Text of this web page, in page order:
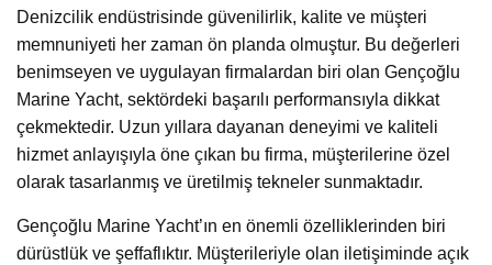
Denizcilik endüstrisinde güvenilirlik, kalite ve müşteri
memnuniyeti her zaman ön planda olmuştur. Bu değerleri
benimseyen ve uygulayan firmalardan biri olan Gençoğlu
Marine Yacht, sektördeki başarılı performansıyla dikkat
çekmektedir. Uzun yıllara dayanan deneyimi ve kaliteli
hizmet anlayışıyla öne çıkan bu firma, müşterilerine özel
olarak tasarlanmış ve üretilmiş tekneler sunmaktadır.
Gençoğlu Marine Yacht’ın en önemli özelliklerinden biri
dürüstlük ve şeffaflıktır. Müşterileriyle olan iletişiminde açık